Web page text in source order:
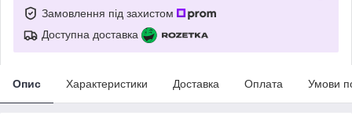
Замовлення під захистом
Доступна доставка
Опис Характеристики Доставка Оплата Умови